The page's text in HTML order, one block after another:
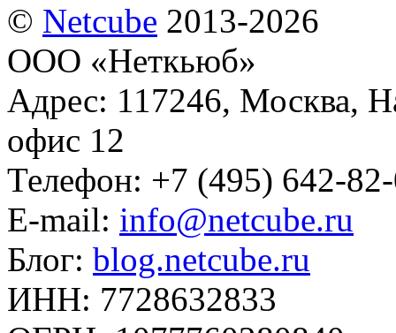
© Netсube 2013-2026
ООО «Неткьюб»
Адрес: 117246, Москва,
офис 12
Телефон: +7 (495) 642-
E-mail: info@netcube.ru
Блог: blog.netcube.ru
ИНН: 7728632833